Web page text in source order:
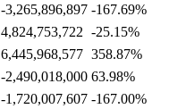
-3,265,896,897 -167.69%
4,824,753,722 -25.15%
6,445,968,577 358.87%
-2,490,018,000 63.98%
-1,720,007,607 -167.00%